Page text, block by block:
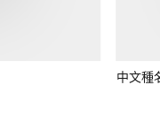
中文種